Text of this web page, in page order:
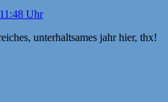
Uhr
unterhaltsames jahr hier, thx!